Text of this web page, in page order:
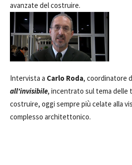
avanzate del costruire.
Intervista a Carlo Roda, coordinatore
all'invisibile, incentrato sul tema delle
costruire, oggi sempre più celate alla
complesso architettonico.